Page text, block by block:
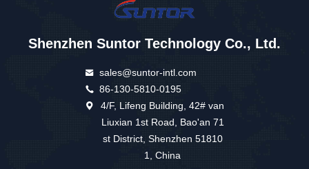
Shenzhen Suntor Technology Co., Ltd.
sales@suntor-intl.com
86-130-5810-0195
4/F, Lifeng Building, 42# van
Liuxian 1st Road, Bao'an 71
st District, Shenzhen 51810
1, China